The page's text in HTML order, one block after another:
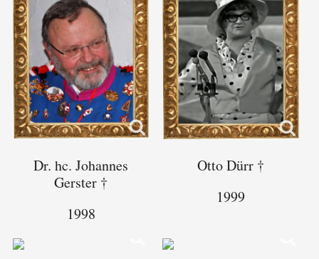
Dr. hc. Johannes
Gerster †
1998
Otto Dürr †
1999